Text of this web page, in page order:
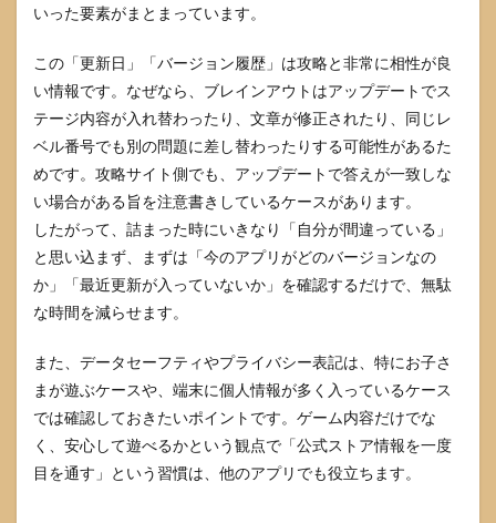
アウ
た時
の対
処法
5.1
タッ
反応
しな
い時
に見
直す
こと
問題
文の
が分
から
ない
時の
いった要素がまとまっています。
この「更新日」「バージョン履歴」は攻略と非常に相性が良
い情報です。なぜなら、ブレインアウトはアップデートでス
テージ内容が入れ替わったり、文章が修正されたり、同じレ
ベル番号でも別の問題に差し替わったりする可能性があるた
めです。攻略サイト側でも、アップデートで答えが一致しな
い場合がある旨を注意書きしているケースがあります。
したがって、詰まった時にいきなり「自分が間違っている」
と思い込まず、まずは「今のアプリがどのバージョンなの
か」「最近更新が入っていないか」を確認するだけで、無駄
な時間を減らせます。
また、データセーフティやプライバシー表記は、特にお子さ
まが遊ぶケースや、端末に個人情報が多く入っているケース
では確認しておきたいポイントです。ゲーム内容だけでな
く、安心して遊べるかという観点で「公式ストア情報を一度
目を通す」という習慣は、他のアプリでも役立ちます。